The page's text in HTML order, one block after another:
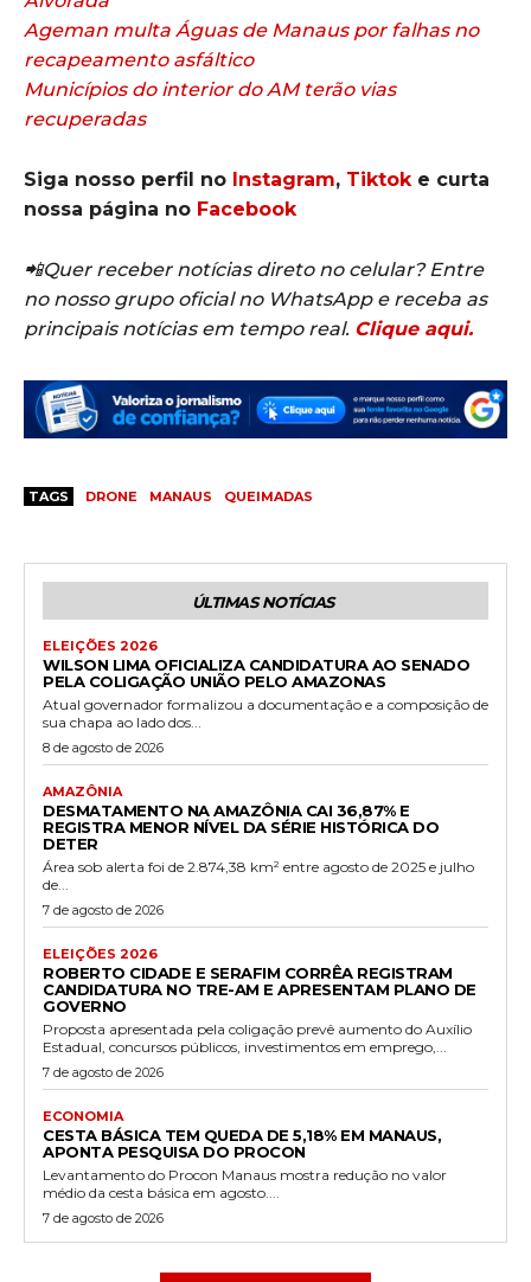
Ageman multa Águas de Manaus por falhas no
recapeamento asfáltico
Municípios do interior do AM terão vias
recuperadas
Siga nosso perfil no Instagram, Tiktoke curta
nossa página no Facebook
📲Quer receber notícias direto no celular? Entre
no nosso grupo oficial no WhatsApp e receba as
principais notícias em tempo real. Clique aqui.
TAGS DRONE MANAUS QUEIMADAS
ÚLTIMAS NOTÍCIAS
ELEIÇÕES 2026
WILSON LIMA OFICIALIZA CANDIDATURA AO SENADO
PELA COLIGAÇÃO UNIÃO PELO AMAZONAS
Atual governador formalizou a documentação e a composição de
sua chapa ao lado dos...
8 de agosto de 2026
AMAZÔNIA
DESMATAMENTO NA AMAZÔNIA CAI 36,87% E
REGISTRA MENOR NÍVEL DA SÉRIE HISTÓRICA DO
DETER
Área sob alerta foi de 2.874,38 km² entre agosto de 2025 e julho
de...
7 de agosto de 2026
ELEIÇÕES 2026
ROBERTO CIDADE E SERAFIM CORRÊA REGISTRAM
CANDIDATURA NO TRE-AM E APRESENTAM PLANO DE
GOVERNO
Proposta apresentada pela coligação prevê aumento do Auxílio
Estadual, concursos públicos, investimentos em emprego,...
7 de agosto de 2026
ECONOMIA
CESTA BÁSICA TEM QUEDA DE 5,18% EM MANAUS,
APONTA PESQUISA DO PROCON
Levantamento do Procon Manaus mostra redução no valor
médio da cesta básica em agosto....
7 de agosto de 2026